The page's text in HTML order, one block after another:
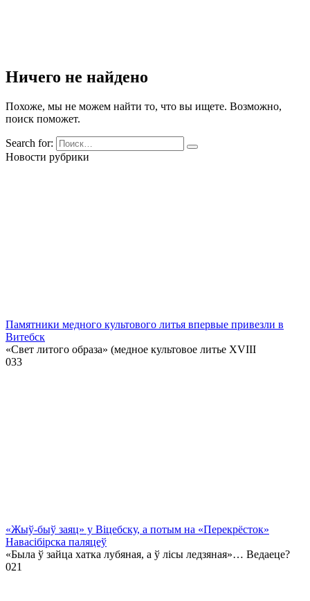
Ничего не найдено
Похоже, мы не можем найти то, что вы ищете. Возможно,
поиск поможет.
Search for:
Новости рубрики
Памятники медного культового литья впервые привезли в
Витебск
«Свет литого образа» (медное культовое литье XVIII
033
«Жыў-быў заяц» у Віцебску, а потым на «Перекрёсток»
Навасібірска паляцеў
«Была ў зайца хатка лубяная, а ў лісы ледзяная»… Ведаеце?
021